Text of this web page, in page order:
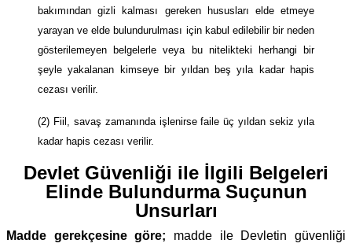
bakımından gizli kalması gereken hususları elde etmeye
yarayan ve elde bulundurulması için kabul edilebilir bir neden
gösterilemeyen belgelerle veya bu nitelikteki herhangi bir
şeyle yakalanan kimseye bir yıldan beş yıla kadar hapis
cezası verilir.
(2) Fiil, savaş zamanında işlenirse faile üç yıldan sekiz yıla
kadar hapis cezası verilir.
Devlet Güvenliği ile İlgili Belgeleri
Elinde Bulundurma Suçunun
Unsurları
Madde gerekçesine göre; madde ile Devletin güvenliği